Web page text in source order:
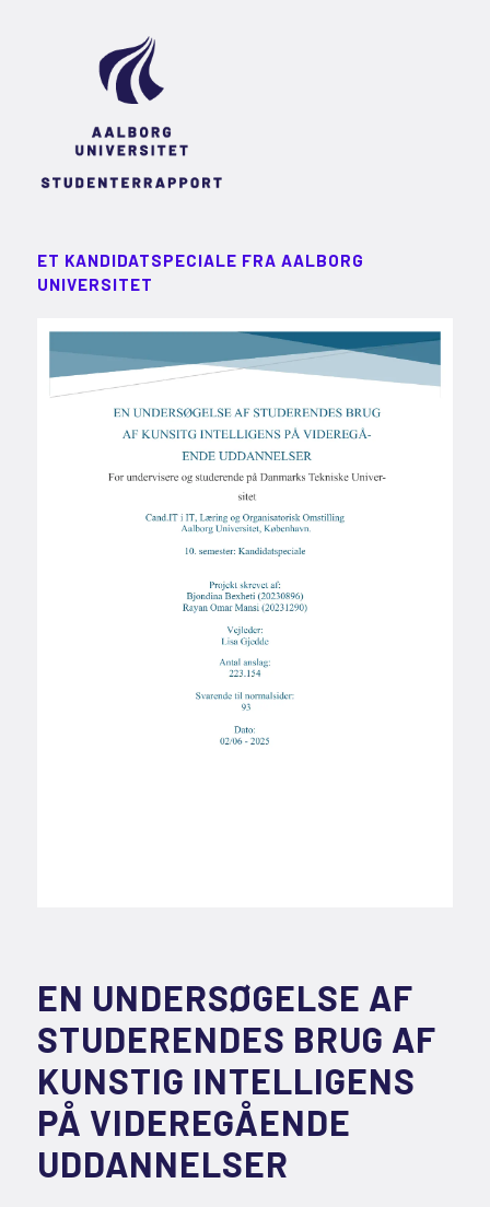
ET KANDIDATSPECIALE FRA AALBORG
UNIVERSITET
EN UNDERSØGELSE AF
STUDERENDES BRUG AF
KUNSTIG INTELLIGENS
PÅ VIDEREGÅENDE
UDDANNELSER